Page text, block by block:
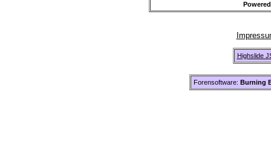
Highslide
Forensoftware: Burning